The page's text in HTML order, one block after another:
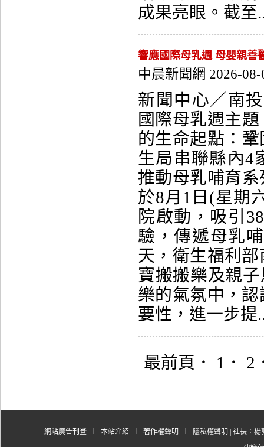
成果亮眼。截至
響應國際母乳週 母嬰親善
中晨新聞網 2026-08-
新聞中心／南
國際母乳週主
的生命起點：
生局串聯縣內4
推動母乳哺育
於8月1日(星期
院啟動，吸引
驗，傳遞母乳
天，衛生福利
寶搬搬樂及親
樂的氣氛中，
要性，進一步提
最前頁 ． 1． 2
網站廣告刊登 本站介紹 著作權聲明 隱私權聲明 | 社長：